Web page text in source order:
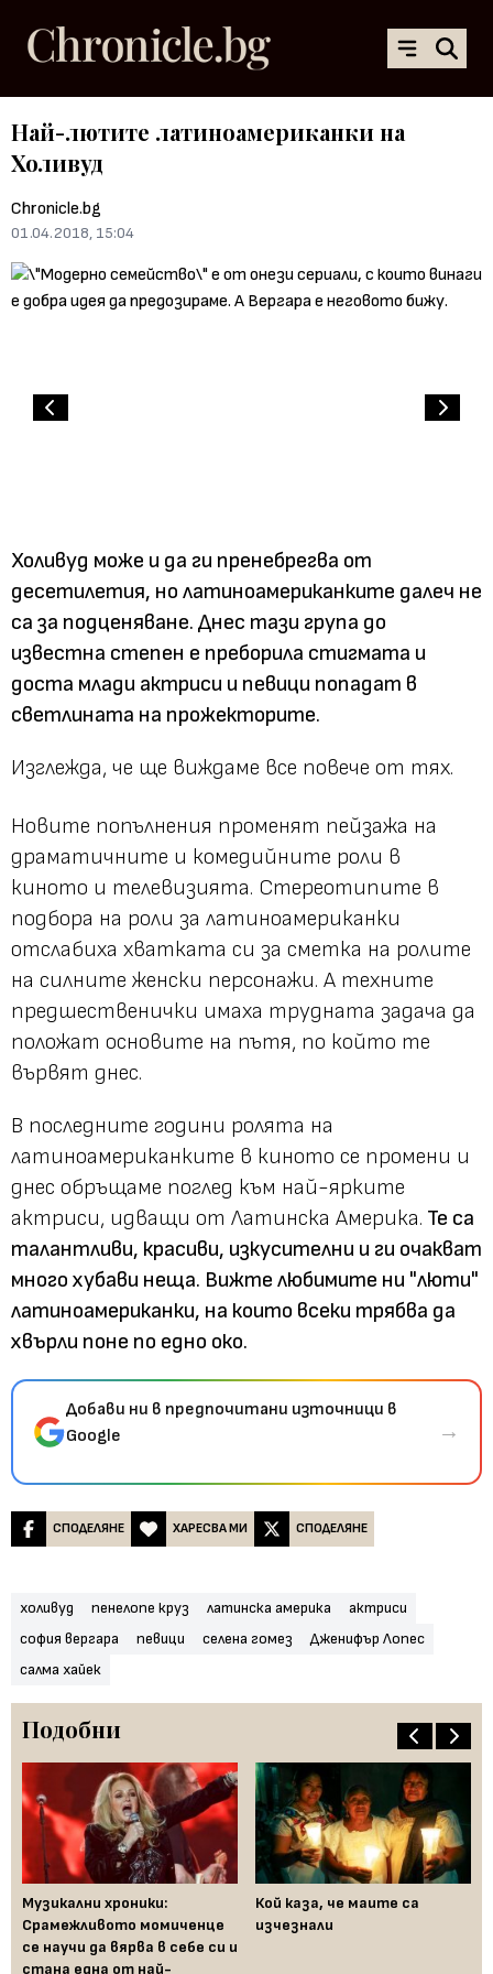
Най-лютите латиноамериканки на
Холивуд
Chronicle.bg
01.04.2018, 15:04
Холивуд може и да ги пренебрегва от
десетилетия, но латиноамериканките далеч не
са за подценяване. Днес тази група до
известна степен е преборила стигмата и
доста млади актриси и певици попадат в
светлината на прожекторите.
Изглежда, че ще виждаме все повече от тях.
Новите попълнения променят пейзажа на
драматичните и комедийните роли в
киното и телевизията. Стереотипите в
подбора на роли за латиноамериканки
отслабиха хватката си за сметка на ролите
на силните женски персонажи. А техните
предшественички имаха трудната задача да
положат основите на пътя, по който те
вървят днес.
В последните години ролята на
латиноамериканките в киното се промени и
днес обръщаме поглед към най-ярките
актриси, идващи от Латинска Америка. Те са
талантливи, красиви, изкусителни и ги очакват
много хубави неща. Вижте любимите ни "люти"
латиноамериканки, на които всеки трябва да
хвърли поне по едно око.
Добави ни в предпочитани източници в
Google
→
СПОДЕЛЯНЕ ХАРЕСВА МИ СПОДЕЛЯНЕ
холивуд пенелопе круз латинска америка
актриси
софия вергара
певици селена гомез
Дженифър Лопес
салма хайек
Подобни
Музикални хроники:
Срамежливото момиченце
се научи да вярва в себе си и
стана една от най-
Кой каза, че маите са
изчезнали